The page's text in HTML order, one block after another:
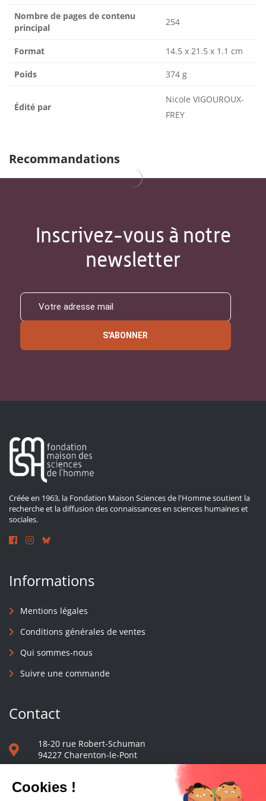
Nombre de pages de contenu
principal
254
Format 14.5 x 21.5 x 1.1 cm
Poids 374 g
Édité par
Nicole VIGOUROUX-
FREY
Recommandations
Inscrivez-vous à notre
newsletter
S'ABONNER
Créée en 1963, la Fondation Maison Sciences de l'Homme soutient la
recherche et la diffusion des connaissances en sciences humaines et
sociales.
Informations
Mentions légales
Conditions générales de ventes
Qui sommes-nous
Suivre une commande
Contact
18-20 rue Robert-Schuman
94227 Charenton-le-Pont